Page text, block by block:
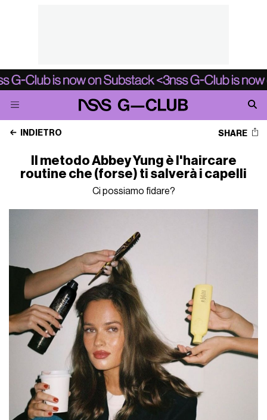
INDIETRO SHARE
Il metodo Abbey Yung è l'haircare
routine che (forse) ti salverà i capelli
Ci possiamo fidare?